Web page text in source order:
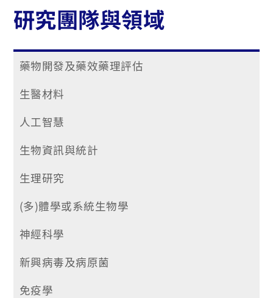
研究團隊與領域
藥物開發及藥效藥理評估
生醫材料
人工智慧
生物資訊與統計
生理研究
(多)體學或系統生物學
神經科學
新興病毒及病原菌
免疫學